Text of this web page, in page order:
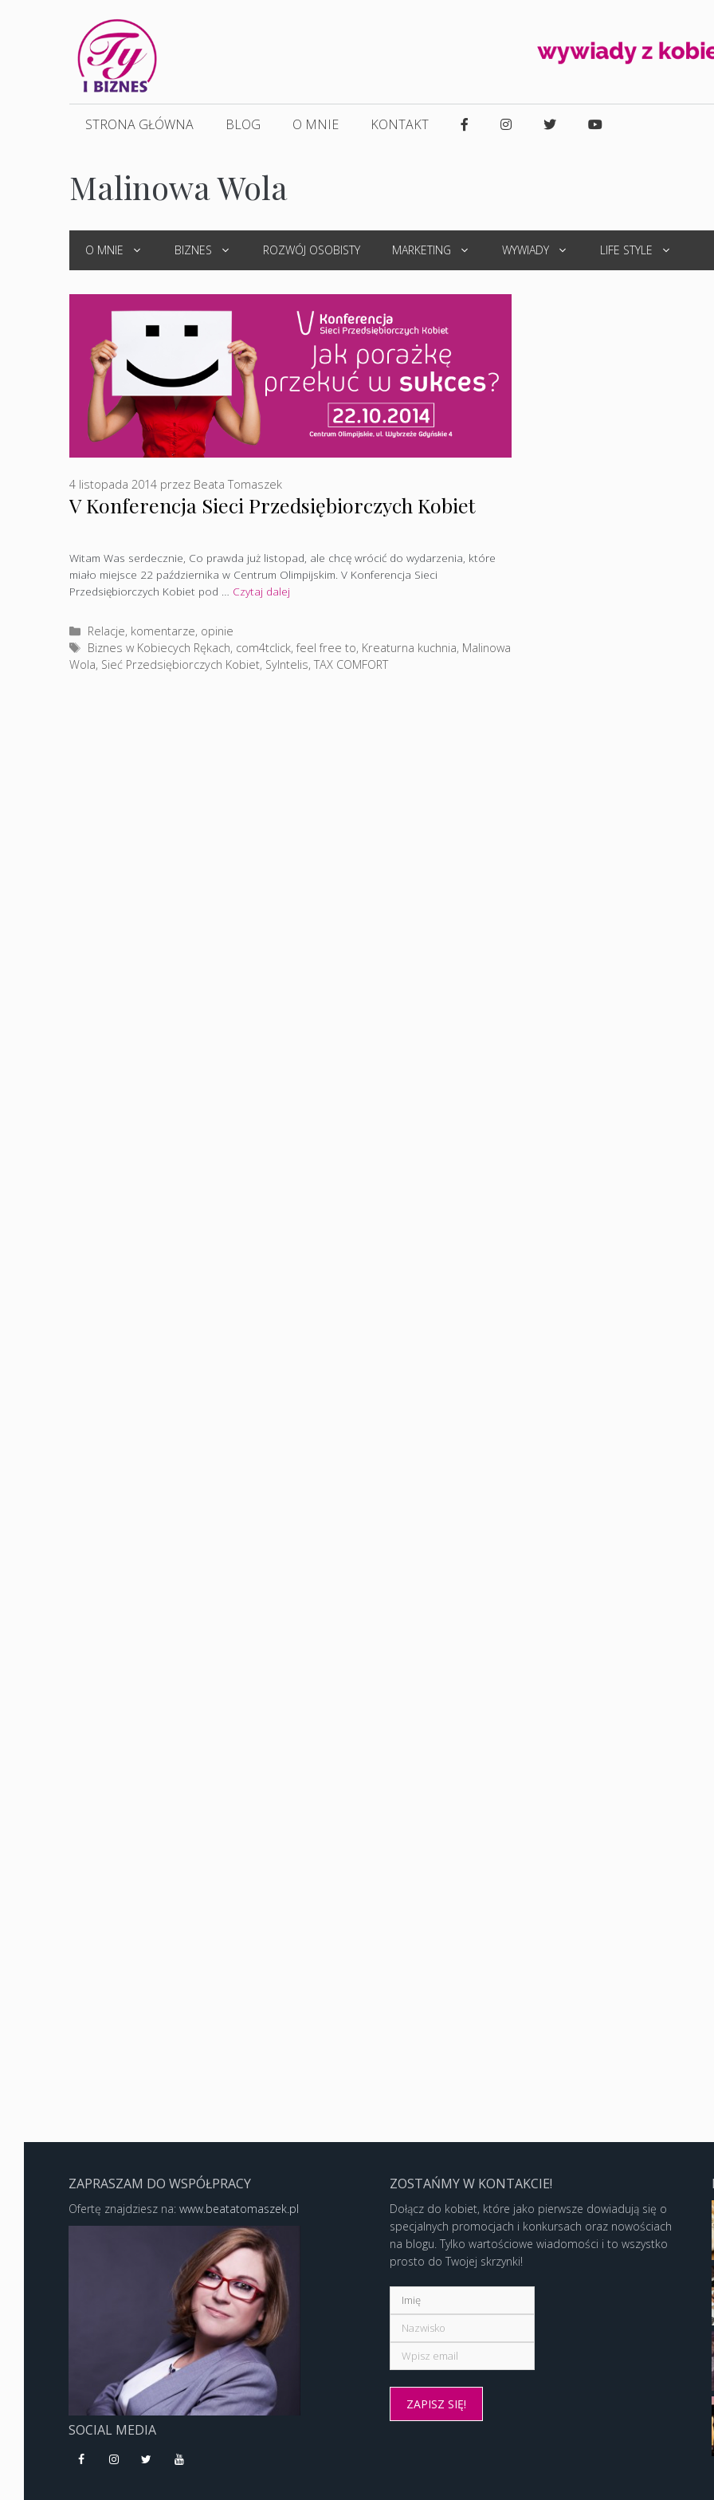
STRONA GŁÓWNA BLOG O MNIE KONTAKT
Malinowa Wola
O MNIE BIZNES ROZWÓJ OSOBISTY MARKETING WYWIADY LIFE STYLE
V Konferencja Sieci Przedsiębiorczych Kobiet
4 listopada 2014 przez Beata Tomaszek
Witam Was serdecznie, Co prawda już listopad, ale chcę wrócić do wydarzenia, które
miało miejsce 22 października w Centrum Olimpijskim. V Konferencja Sieci
Przedsiębiorczych Kobiet pod … Czytaj dalej
Kategorie
Relacje, komentarze, opinie
Tagi
Biznes w Kobiecych Rękach, com4tclick,feel free to, Kreaturna kuchnia, Malinowa
Wola, Sieć Przedsiębiorczych Kobiet, Sylntelis,TAX COMFORT
ZAPRASZAM DO WSPÓŁPRACY
Ofertę znajdziesz na: www.beatatomaszek.pl
SOCIAL MEDIA
ZOSTAŃMY W KONTAKCIE!
Dołącz do kobiet, które jako pierwsze dowiadują się o
specjalnych promocjach i konkursach oraz nowościach
na blogu. Tylko wartościowe wiadomości i to wszystko
prosto do Twojej skrzynki!